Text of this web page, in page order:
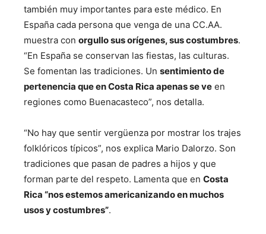
también muy importantes para este médico. En
España cada persona que venga de una CC.AA.
muestra con orgullo sus orígenes, sus costumbres.
“En España se conservan las fiestas, las culturas.
Se fomentan las tradiciones. Un sentimiento de
pertenencia que en Costa Rica apenas se ve en
regiones como Buenacasteco”, nos detalla.
“No hay que sentir vergüenza por mostrar los trajes
folklóricos típicos”, nos explica Mario Dalorzo. Son
tradiciones que pasan de padres a hijos y que
forman parte del respeto. Lamenta que en Costa
Rica “nos estemos americanizando en muchos
usos y costumbres”.